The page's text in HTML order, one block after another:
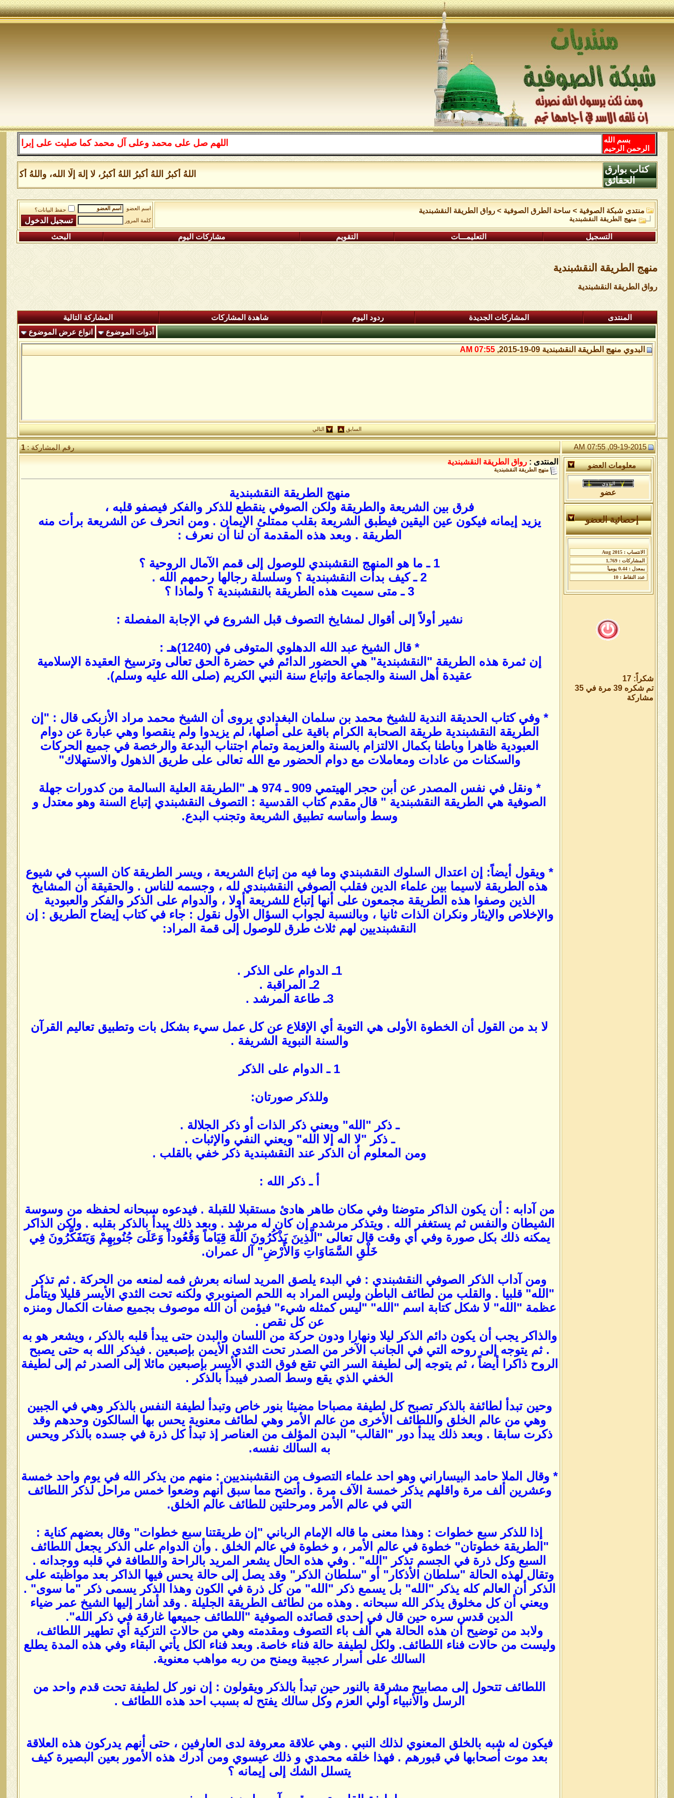
اللهم صل على محمد وعلى آل محمد كما صليت على إبراهيم وعلى آل
بسم الله
الرحمن الرحيم
اللهُ أكبرُ اللهُ أكبرُ اللهُ أكبرُ، لا إلهَ إلَّا الله، واللهُ أكبر
كتاب بوارق
الحقائق
منتدى شبكة الصوفية > ساحة الطرق الصوفية >رواق الطريقة النقشبندية
منهج الطريقة النقشبندية
اسم العضو
حفظ البيانات؟
كلمة المرور
التسجيل التعليمـــات التقويم مشاركات اليوم البحث
منهج الطريقة النقشبندية
رواق الطريقة النقشبندية
المنتدى المشاركات الجديدة ردود اليوم شاهدة المشاركات
المشاركة التالية
أدوات الموضوع
انواع عرض الموضوع
البدوي منهج الطريقة النقشبندية09-19-2015,
07:55 AM
السابق التالي
09-19-2015, 07:55 AM رقم المشاركة :1
معلومات العضو
عضو
إحصائية العضو
شكراً: 17
تم شكره 39 مرة في 35
مشاركة
المنتدى : رواق الطريقة النقشبندية
منهج الطريقة النقشبندية
منهج الطريقة النقشبندية
فرق بين الشريعة والطريقة ولكن الصوفي ينقطع للذكر والفكر فيصفو قلبه ،
يزيد إيمانه فيكون عين اليقين فيطبق الشريعة بقلب ممتلئ الإيمان . ومن انحرف عن الشريعة برأت منه
الطريقة . وبعد هذه المقدمة آن لنا أن نعرف :
1 ـ ما هو المنهج النقشبندي للوصول إلى قمم الآمال الروحية ؟
2 ـ كيف بدأت النقشبندية ؟ وسلسلة رجالها رحمهم الله .
3 ـ متى سميت هذه الطريقة بالنقشبندية ؟ ولماذا ؟
نشير أولاً إلى أقوال لمشايخ التصوف قبل الشروع في الإجابة المفصلة :
* قال الشيخ عبد الله الدهلوي المتوفى في (1240)هـ :
إن ثمرة هذه الطريقة "النقشبندية" هي الحضور الدائم في حضرة الحق تعالى وترسيخ العقيدة الإسلامية
عقيدة أهل السنة والجماعة وإتباع سنة النبي الكريم (صلى الله عليه وسلم).
* وفي كتاب الحديقة الندية للشيخ محمد بن سلمان البغدادي يروى أن الشيخ محمد مراد الأزبكى قال : "إن
الطريقة النقشبندية طريقة الصحابة الكرام باقية على أصلها، لم يزيدوا ولم ينقصوا وهي عبارة عن دوام
العبودية ظاهرا وباطنا بكمال الالتزام بالسنة والعزيمة وتمام اجتناب البدعة والرخصة في جميع الحركات
والسكنات من عادات ومعاملات مع دوام الحضور مع الله تعالى على طريق الذهول والاستهلاك"
* ونقل في نفس المصدر عن أبن حجر الهيتمي 909 ـ 974 هـ "الطريقة العلية السالمة من كدورات جهلة
الصوفية هي الطريقة النقشبندية " قال مقدم كتاب القدسية : التصوف النقشبندي إتباع السنة وهو معتدل و
وسط وأساسه تطبيق الشريعة وتجنب البدع.
* ويقول أيضاً: إن اعتدال السلوك النقشبندي وما فيه من إتباع الشريعة ، ويسر الطريقة كان السبب في شيوع
هذه الطريقة لاسيما بين علماء الدين فقلب الصوفي النقشبندي لله ، وجسمه للناس . والحقيقة أن المشايخ
الذين وصفوا هذه الطريقة مجمعون على أنها إتباع للشريعة أولا ، والدوام على الذكر والفكر والعبودية
والإخلاص والإيثار ونكران الذات ثانيا ، وبالنسبة لجواب السؤال الأول نقول : جاء في كتاب إيضاح الطريق : إن
النقشبنديين لهم ثلاث طرق للوصول إلى قمة المراد:
1ـ الدوام على الذكر .
2ـ المراقبة .
3ـ طاعة المرشد .
لا بد من القول أن الخطوة الأولى هي التوبة أي الإقلاع عن كل عمل سيء بشكل بات وتطبيق تعاليم القرآن
والسنة النبوية الشريفة .
1 ـ الدوام على الذكر
وللذكر صورتان:
ـ ذكر "الله" ويعني ذكر الذات أو ذكر الجلالة .
ـ ذكر "لا اله إلا الله" ويعني النفي والإثبات .
ومن المعلوم أن الذكر عند النقشبندية ذكر خفي بالقلب .
أ ـ ذكر الله :
من آدابه : أن يكون الذاكر متوضئا وفي مكان طاهر هادئ مستقبلا للقبلة . فيدعوه سبحانه لحفظه من وسوسة
الشيطان والنفس ثم يستغفر الله . ويتذكر مرشده إن كان له مرشد . وبعد ذلك يبدأ بالذكر بقلبه . ولكن الذاكر
يمكنه ذلك بكل صورة وفي أي وقت قال تعالى "الَّذِينَ يَذْكُرُونَ اللّهَ قِيَاماً وَقُعُوداً وَعَلَىَ جُنُوبِهِمْ وَيَتَفَكَّرُونَ فِي
خَلْقِ السَّمَاوَاتِ وَالأَرْضِ" آل عمران.
ومن آداب الذكر الصوفي النقشبندي : في البدء يلصق المريد لسانه بعرش فمه لمنعه من الحركة . ثم تذكر
"الله" قلبيا . والقلب من لطائف الباطن وليس المراد به اللحم الصنوبري ولكنه تحت الثدي الأيسر قليلا ويتأمل
عظمة "الله" لا شكل كتابة اسم "الله" "ليس كمثله شيء" فيؤمن أن الله موصوف بجميع صفات الكمال ومنزه
عن كل نقص .
والذاكر يجب أن يكون دائم الذكر ليلا ونهارا ودون حركة من اللسان والبدن حتى يبدأ قلبه بالذكر ، ويشعر هو به
. ثم يتوجه إلى روحه التي في الجانب الآخر من الصدر تحت الثدي الأيمن بإصبعين . فيذكر الله به حتى يصبح
الروح ذاكرا أيضاً ، ثم يتوجه إلى لطيفة السر التي تقع فوق الثدي الأيسر بإصبعين مائلا إلى الصدر ثم إلى لطيفة
الخفي الذي يقع وسط الصدر فيبدأ بالذكر .
وحين تبدأ لطائفة بالذكر تصبح كل لطيفة مصباحا مضيئا بنور خاص وتبدأ لطيفة النفس بالذكر وهي في الجبين
وهي من عالم الخلق واللطائف الأخرى من عالم الأمر وهي لطائف معنوية يحس بها السالكون وحدهم وقد
ذكرت سابقا . وبعد ذلك يبدأ دور "القالب" البدن المؤلف من العناصر إذ تبدأ كل ذرة في جسده بالذكر ويحس
به السالك نفسه.
* وقال الملا حامد البيساراني وهو احد علماء التصوف من النقشبنديين : منهم من يذكر الله في يوم واحد خمسة
وعشرين ألف مرة واقلهم يذكر خمسة الآف مرة . وأتضح مما سبق أنهم وضعوا خمس مراحل لذكر اللطائف
التي في عالم الأمر ومرحلتين للطائف عالم الخلق.
إذا للذكر سبع خطوات : وهذا معنى ما قاله الإمام الرباني "إن طريقتنا سبع خطوات" وقال بعضهم كناية :
"الطريقة خطوتان" خطوة في عالم الأمر ، و خطوة في عالم الخلق . وأن الدوام على الذكر يجعل اللطائف
السبع وكل ذرة في الجسم تذكر "الله" . وفي هذه الحال يشعر المريد بالراحة واللطافة في قلبه ووجدانه .
وتقال لهذه الحالة "سلطان الأذكار" أو "سلطان الذكر" وقد يصل إلى حالة يحس فيها الذاكر بعد مواظبته على
الذكر أن العالم كله يذكر "الله" بل يسمع ذكر "الله" من كل ذرة في الكون وهذا الذكر يسمى ذكر "ما سوى" .
ويعني أن كل مخلوق يذكر الله سبحانه . وهذه من لطائف الطريقة الجليلة . وقد أشار إليها الشيخ عمر ضياء
الدين قدس سره حين قال في إحدى قصائده الصوفية "اللطائف جميعها غارقة في ذكر الله".
ولابد من توضيح أن هذه الحالة هي ألف باء التصوف ومقدمته وهي من حالات التزكية أي تطهير اللطائف،
وليست من حالات فناء اللطائف. ولكل لطيفة حالة فناء خاصة. وبعد فناء الكل يأتي البقاء وفي هذه المدة يطلع
السالك على أسرار عجيبة ويمنح من ربه مواهب معنوية.
اللطائف تتحول إلى مصابيح مشرقة بالنور حين تبدأ بالذكر ويقولون : إن نور كل لطيفة تحت قدم واحد من
الرسل والأنبياء أولي العزم وكل سالك يفتح له بسبب احد هذه اللطائف .
فيكون له شبه بالخلق المعنوي لذلك النبي . وهي علاقة معروفة لدى العارفين ، حتى أنهم يدركون هذه العلاقة
بعد موت أصحابها في قبورهم . فهذا خلقه محمدي و ذلك عيسوي ومن أدرك هذه الأمور بعين البصيرة كيف
يتسلل الشك إلى إيمانه ؟